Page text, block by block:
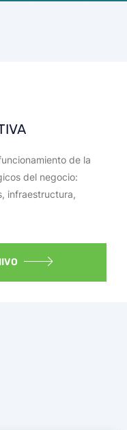
de la
del negocio:
infraestructura,